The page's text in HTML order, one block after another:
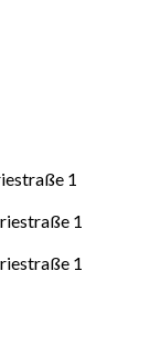
1
1
1